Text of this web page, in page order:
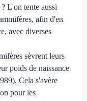
L'on tente aussi
afin d'en
avec diverses
sèvrent leurs
poids de naissance
Cela s'avère
pour les